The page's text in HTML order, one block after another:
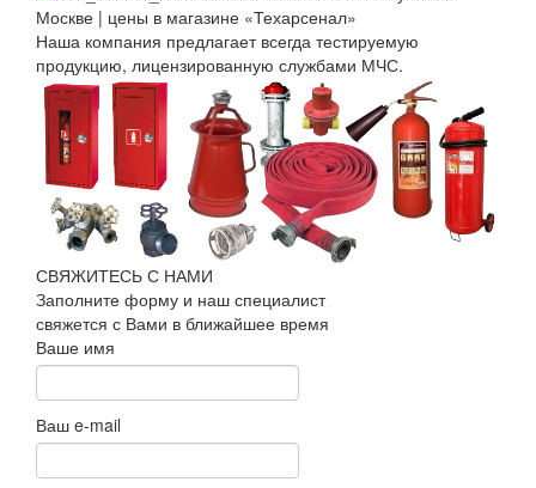
Наша компания предлагает всегда тестируемую
продукцию, лицензированную службами МЧС.
СВЯЖИТЕСЬ С НАМИ
Заполните форму и наш специалист
свяжется с Вами в ближайшее время
Ваше имя
Ваш e-mail